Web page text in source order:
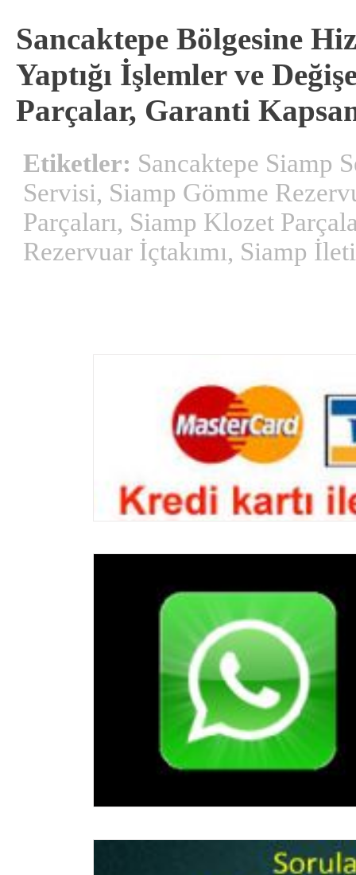
Sancaktepe Bölgesine
Yaptığı İşlemler ve
Parçalar, Garanti
Etiketler: Sancaktepe Siamp
Servisi, Siamp Gömme
Parçaları, Siamp Klozet
Rezervuar İçtakımı, Siamp